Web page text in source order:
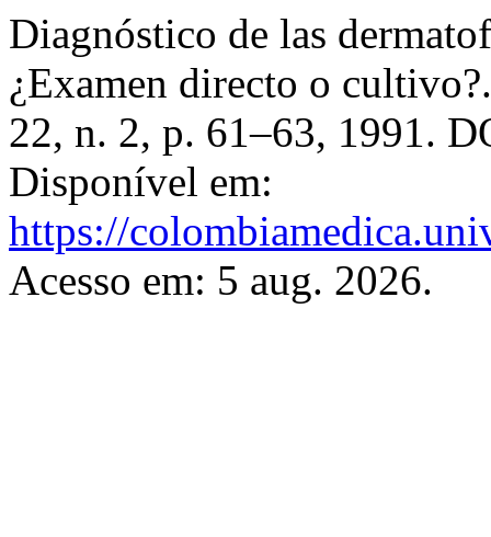
Diagnóstico de las
¿Examen directo o
22, n. 2, p. 61–63, 1991.
Disponível em:
https://
Acesso em: 5 aug. 2026.